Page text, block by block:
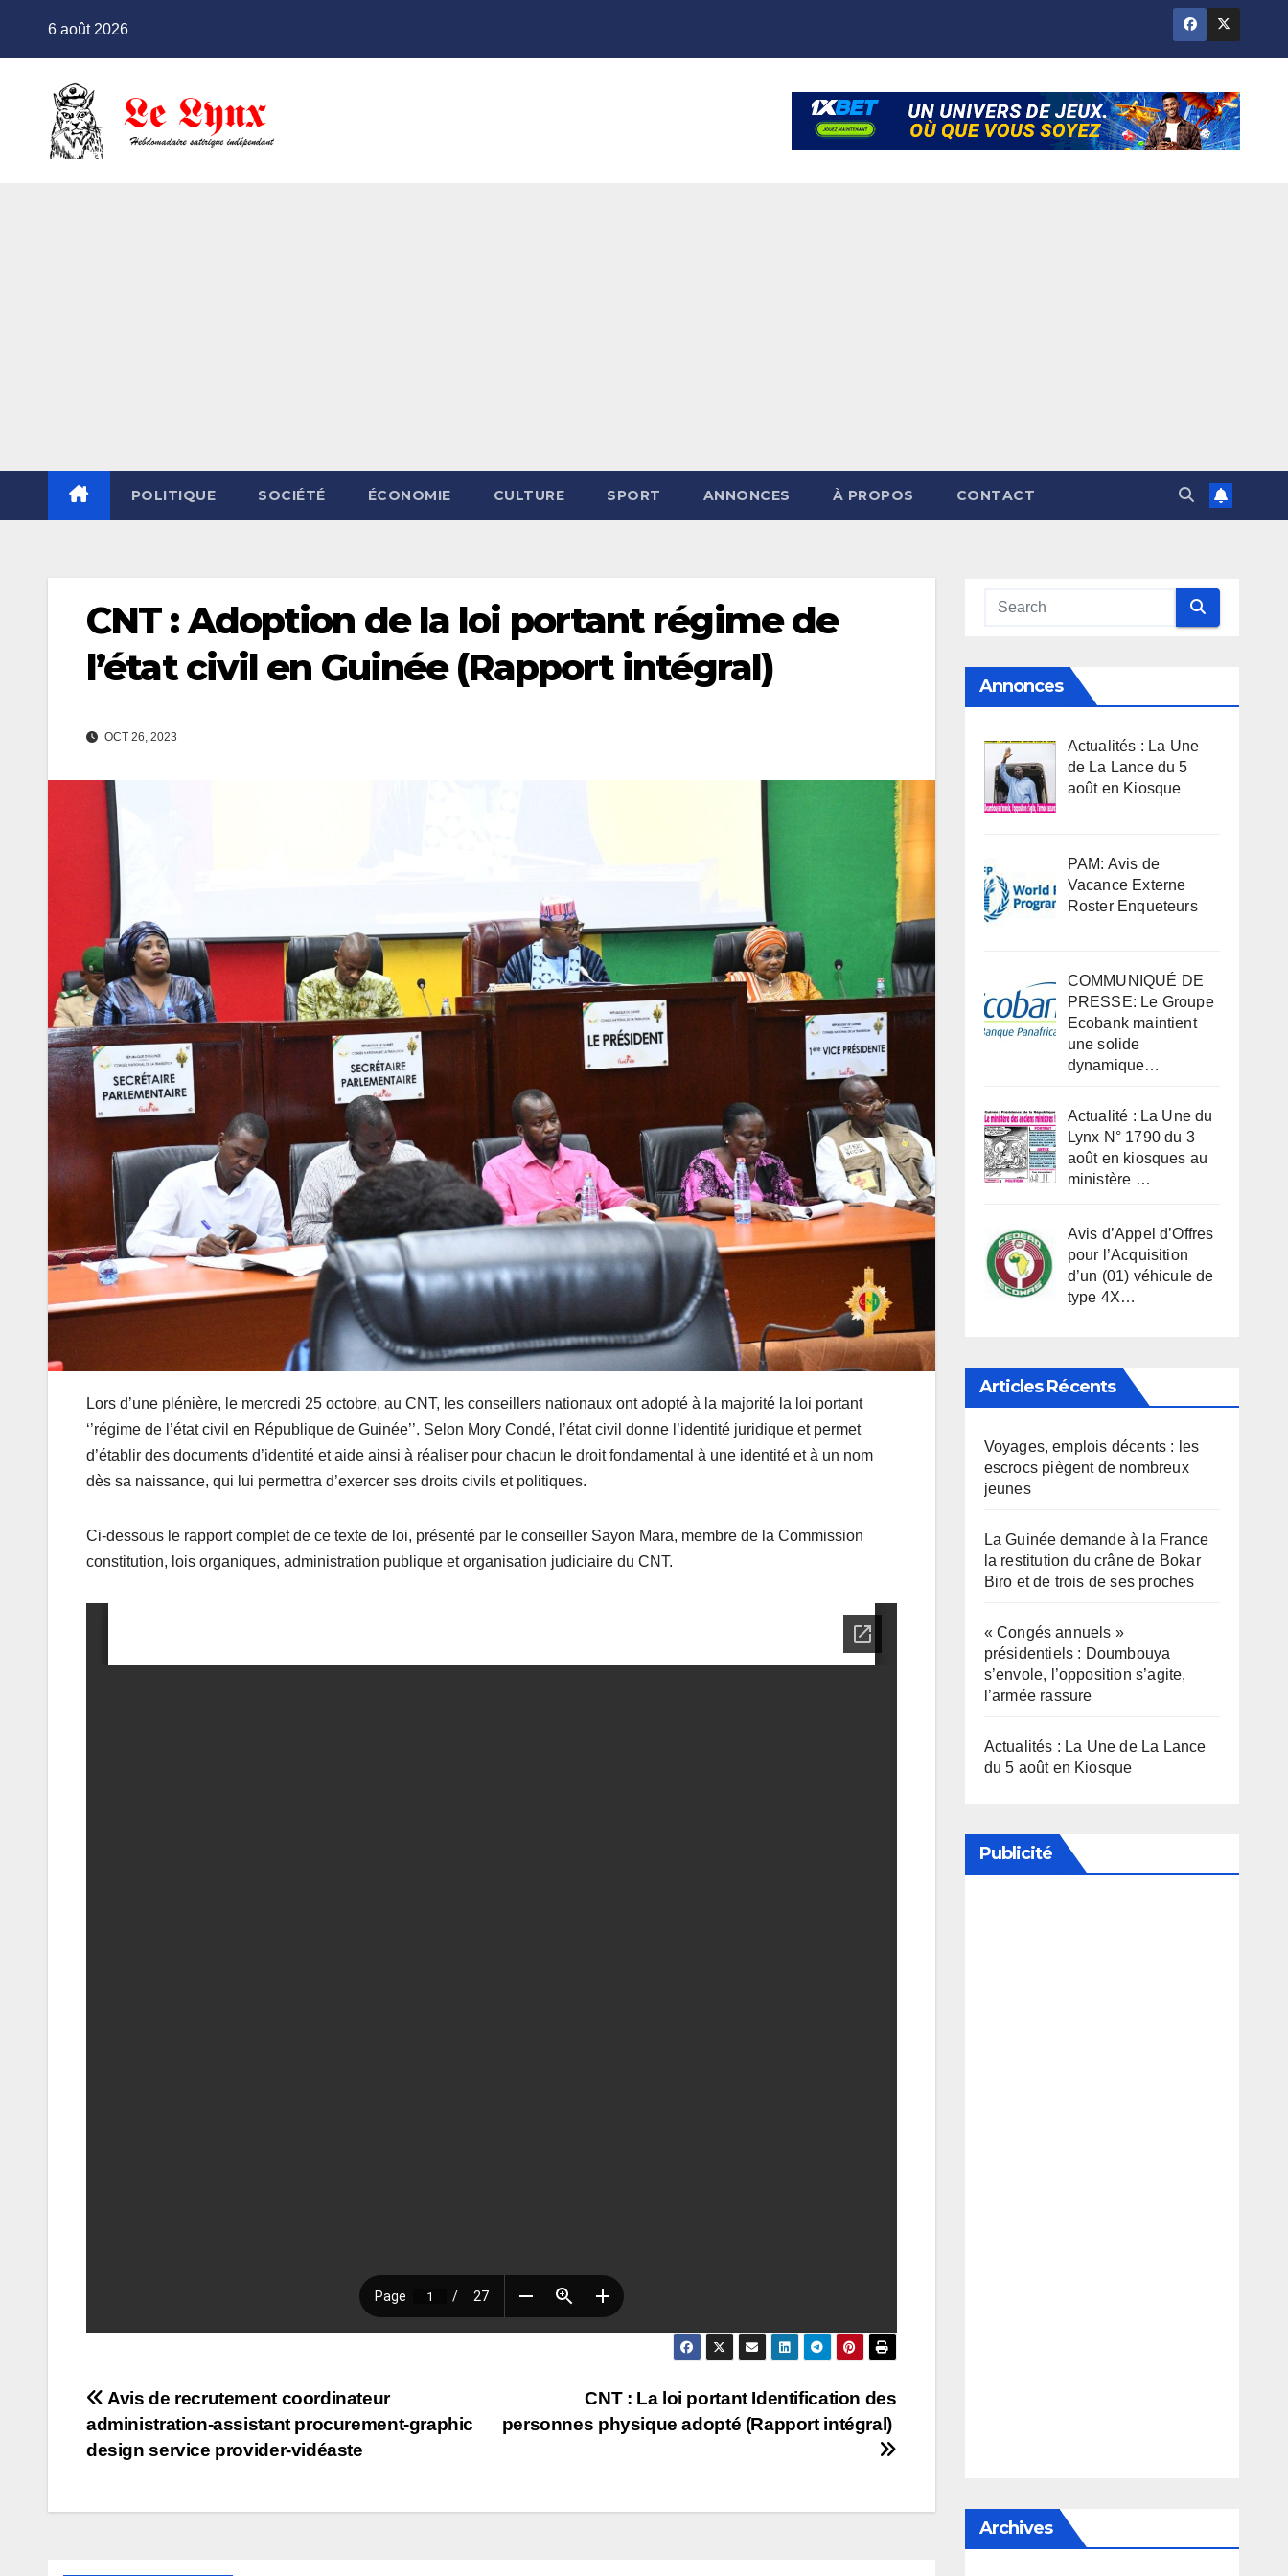
6 août 2026
POLITIQUE SOCIÉTÉ ÉCONOMIE CULTURE SPORT ANNONCES À PROPOS CONTACT
CNT : Adoption de la loi portant régime de
l’état civil en Guinée (Rapport intégral)
OCT 26, 2023
Lors d’une plénière, le mercredi 25 octobre, au CNT, les conseillers nationaux ont adopté à la majorité la loi portant
‘’régime de l’état civil en République de Guinée’’. Selon Mory Condé, l’état civil donne l’identité juridique et permet
d’établir des documents d’identité et aide ainsi à réaliser pour chacun le droit fondamental à une identité et à un nom
dès sa naissance, qui lui permettra d’exercer ses droits civils et politiques.
Ci-dessous le rapport complet de ce texte de loi, présenté par le conseiller Sayon Mara, membre de la Commission
constitution, lois organiques, administration publique et organisation judiciaire du CNT.
Navigation
de
CNT : La loi portant Identification des
personnes physique adopté (Rapport intégral)
Avis de recrutement coordinateur
administration-assistant procurement-graphic
design service provider-vidéaste
Annonces
Actualités : La Une
de La Lance du 5
août en Kiosque
PAM: Avis de
Vacance Externe
Roster Enqueteurs
COMMUNIQUÉ DE
PRESSE: Le Groupe
Ecobank maintient
une solide
dynamique…
Actualité : La Une du
Lynx N° 1790 du 3
août en kiosques au
ministère …
Avis d’Appel d’Offres
pour l’Acquisition
d’un (01) véhicule de
type 4X…
Articles Récents
Voyages, emplois décents : les
escrocs piègent de nombreux
jeunes
La Guinée demande à la France
la restitution du crâne de Bokar
Biro et de trois de ses proches
« Congés annuels »
présidentiels : Doumbouya
s’envole, l’opposition s’agite,
l’armée rassure
Actualités : La Une de La Lance
du 5 août en Kiosque
Publicité
Archives